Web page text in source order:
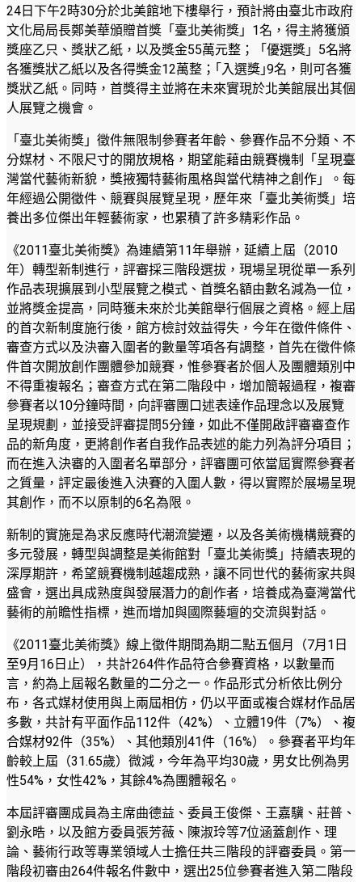
24日下午2時30分於北美館地下樓舉行，預計將由臺北市政府
文化局局長鄭美華頒贈首獎「臺北美術獎」1名，得主將獲頒
獎座乙只、獎狀乙紙，以及獎金55萬元整；「優選獎」5名將
各獲獎狀乙紙以及各得獎金12萬整；｢入選獎｣9名，則可各獲
獎狀乙紙。同時，首獎得主並將在未來實現於北美館展出其個
人展覽之機會。
「臺北美術獎」徵件無限制參賽者年齡、參賽作品不分類、不
分媒材、不限尺寸的開放規格，期望能藉由競賽機制「呈現臺
灣當代藝術新貌，獎掖獨特藝術風格與當代精神之創作」。每
年經過公開徵件、競賽與展覽呈現，歷年來「臺北美術獎」培
養出多位傑出年輕藝術家，也累積了許多精彩作品。
《2011臺北美術獎》為連續第11年舉辦，延續上屆（2010
年）轉型新制進行，評審採三階段選拔，現場呈現從單一系列
作品表現擴展到小型展覽之模式、首獎名額由數名減為一位，
並將獎金提高，同時獲未來於北美館舉行個展之資格。經上屆
的首次新制度施行後，館方檢討效益得失，今年在徵件條件、
審查方式以及決審入圍者的數量等項各有調整，首先在徵件條
件首次開放創作團體參加競賽，惟參賽者於個人及團體類別中
不得重複報名；審查方式在第二階段中，增加簡報過程，複審
參賽者以10分鐘時間，向評審團口述表達作品理念以及展覽
呈現規劃，並接受評審提問5分鐘，如此不僅開啟評審審查作
品的新角度，更將創作者自我作品表述的能力列為評分項目；
而在進入決審的入圍者名單部分，評審團可依當屆實際參賽者
之質量，評定最後進入決賽的入圍人數，得以實際於展場呈現
其創作，而不以原制的6名為限。
新制的實施是為求反應時代潮流變遷，以及各美術機構競賽的
多元發展，轉型與調整是美術館對「臺北美術獎」持續表現的
深厚期許，希望競賽機制越趨成熟，讓不同世代的藝術家共與
盛會，選出具成熟度與發展潛力的創作者，培養成為臺灣當代
藝術的前瞻性指標，進而增加與國際藝壇的交流與對話。
《2011臺北美術獎》線上徵件期間為期二點五個月（7月1日
至9月16日止），共計264件作品符合參賽資格，以數量而
言，約為上屆報名數量的二分之一。作品形式分析依比例分
布，各式媒材使用與上兩屆相仿，仍以平面或複合媒材作品居
多數，共計有平面作品112件（42%）、立體19件（7%）、複
合媒材92件（35%）、其他類別41件（16%）。參賽者平均年
齡較上屆（31.65歲）微減，今年為平均30歲，男女比例為男
性54%，女性42%，其餘4%為團體報名。
本屆評審團成員為主席曲德益、委員王俊傑、王嘉驥、莊普、
劉永晧，以及館方委員張芳薇、陳淑玲等7位涵蓋創作、理
論、藝術行政等專業領域人士擔任共三階段的評審委員。第一
階段初審由264件報名件數中，選出25位參賽者進入第二階段